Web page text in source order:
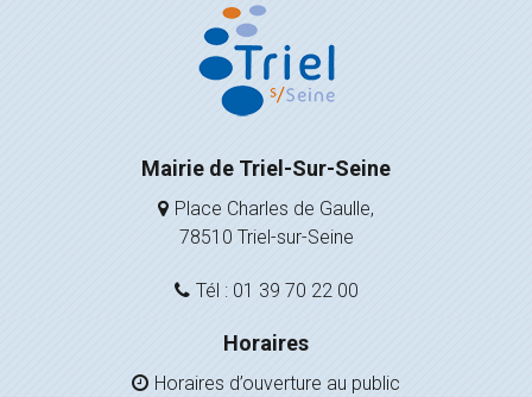
Mairie de Triel-Sur-Seine
Place Charles de Gaulle,
78510 Triel-sur-Seine
Tél : 01 39 70 22 00
Horaires
Horaires d’ouverture au public